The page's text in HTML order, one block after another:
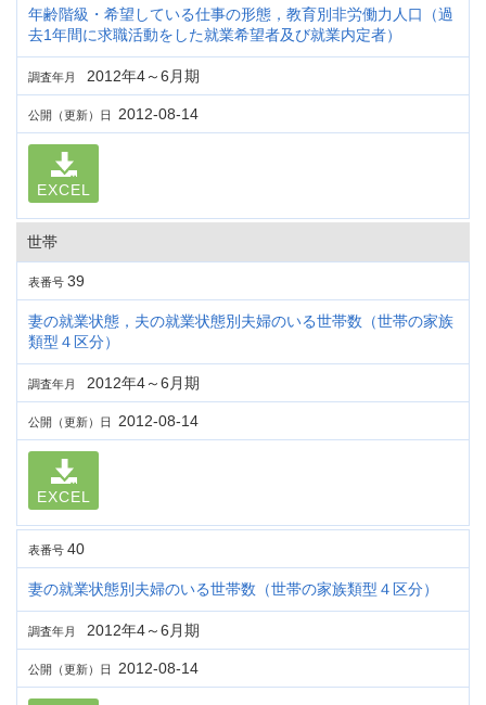
年齢階級・希望している仕事の形態，教育別非労働力人口（過
去1年間に求職活動をした就業希望者及び就業内定者）
調査年月 2012年4～6月期
公開（更新）日 2012-08-14
EXCEL
世帯
表番号 39
妻の就業状態，夫の就業状態別夫婦のいる世帯数（世帯の家族
類型４区分）
調査年月 2012年4～6月期
公開（更新）日 2012-08-14
EXCEL
表番号 40
妻の就業状態別夫婦のいる世帯数（世帯の家族類型４区分）
調査年月 2012年4～6月期
公開（更新）日 2012-08-14